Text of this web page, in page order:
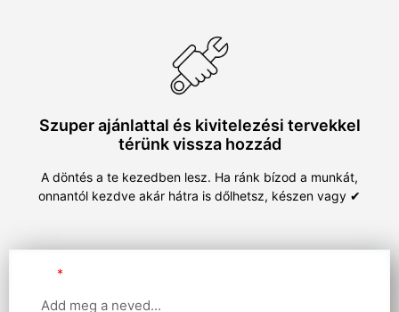
Szuper ajánlattal és kivitelezési tervekkel
térünk vissza hozzád
A döntés a te kezedben lesz. Ha ránk bízod a munkát,
onnantól kezdve akár hátra is dőlhetsz, készen vagy ✔